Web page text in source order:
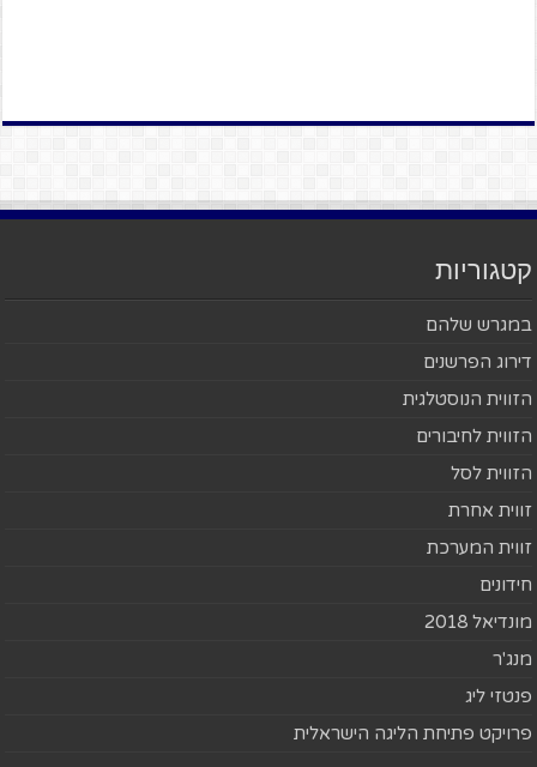
קטגוריות
במגרש שלהם
דירוג הפרשנים
הזווית הנוסטלגית
הזווית לחיבורים
הזווית לסל
זווית אחרת
זווית המערכת
חידונים
מונדיאל 2018
מנג'ר
פנטזי ליג
פרויקט פתיחת הליגה הישראלית